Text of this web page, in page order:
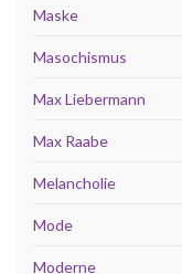
Maske
Masochismus
Max Liebermann
Max Raabe
Melancholie
Mode
Moderne